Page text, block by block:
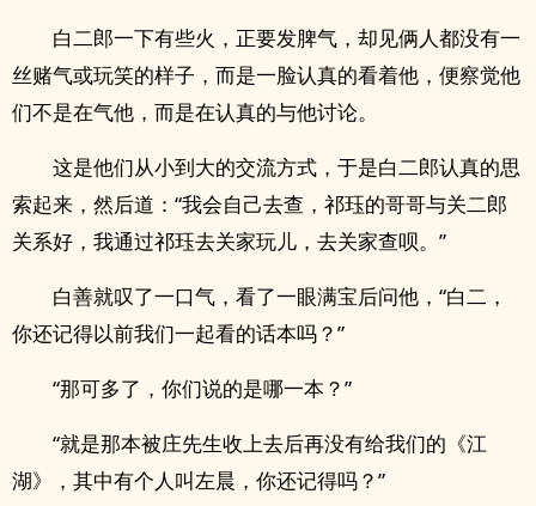
白二郎一下有些火，正要发脾气，却见俩人都没有一
丝赌气或玩笑的样子，而是一脸认真的看着他，便察觉他
们不是在气他，而是在认真的与他讨论。
这是他们从小到大的交流方式，于是白二郎认真的思
索起来，然后道：“我会自己去查，祁珏的哥哥与关二郎
关系好，我通过祁珏去关家玩儿，去关家查呗。”
白善就叹了一口气，看了一眼满宝后问他，“白二，
你还记得以前我们一起看的话本吗？”
“那可多了，你们说的是哪一本？”
“就是那本被庄先生收上去后再没有给我们的《江
湖》，其中有个人叫左晨，你还记得吗？”